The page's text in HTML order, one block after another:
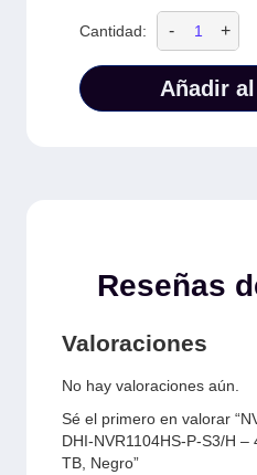
Cantidad: - +
Añadir
Reseñas
Valoraciones
No hay valoraciones aún.
Sé el primero en valorar
DHI-NVR1104HS-P-S3/H
TB, Negro”